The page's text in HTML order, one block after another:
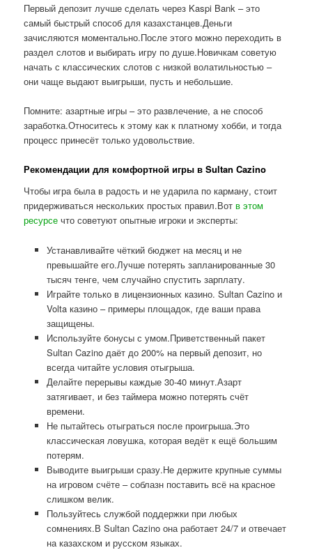
Первый депозит лучше сделать через Kaspi Bank – это
самый быстрый способ для казахстанцев.Деньги
зачисляются моментально.После этого можно переходить в
раздел слотов и выбирать игру по душе.Новичкам советую
начать с классических слотов с низкой волатильностью –
они чаще выдают выигрыши, пусть и небольшие.
Помните: азартные игры – это развлечение, а не способ
заработка.Относитесь к этому как к платному хобби, и тогда
процесс принесёт только удовольствие.
Рекомендации для комфортной игры в Sultan Cazino
Чтобы игра была в радость и не ударила по карману, стоит
придерживаться нескольких простых правил.Вотв этом
ресурсе что советуют опытные игроки и эксперты:
Устанавливайте чёткий бюджет на месяц и не
превышайте его.Лучше потерять запланированные 30
тысяч тенге, чем случайно спустить зарплату.
Играйте только в лицензионных казино. Sultan Cazino и
Volta казино – примеры площадок, где ваши права
защищены.
Используйте бонусы с умом.Приветственный пакет
Sultan Cazino даёт до 200% на первый депозит, но
всегда читайте условия отыгрыша.
Делайте перерывы каждые 30-40 минут.Азарт
затягивает, и без таймера можно потерять счёт
времени.
Не пытайтесь отыграться после проигрыша.Это
классическая ловушка, которая ведёт к ещё большим
потерям.
Выводите выигрыши сразу.Не держите крупные суммы
на игровом счёте – соблазн поставить всё на красное
слишком велик.
Пользуйтесь службой поддержки при любых
сомнениях.В Sultan Cazino она работает 24/7 и отвечает
на казахском и русском языках.